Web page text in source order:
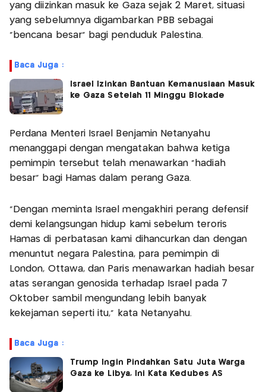
yang diizinkan masuk ke Gaza sejak 2 Maret, situasi
yang sebelumnya digambarkan PBB sebagai
"bencana besar" bagi penduduk Palestina.
Baca Juga :
Israel Izinkan Bantuan Kemanusiaan Masuk
ke Gaza Setelah 11 Minggu Blokade
Perdana Menteri Israel Benjamin Netanyahu
menanggapi dengan mengatakan bahwa ketiga
pemimpin tersebut telah menawarkan "hadiah
besar" bagi Hamas dalam perang Gaza.
"Dengan meminta Israel mengakhiri perang defensif
demi kelangsungan hidup kami sebelum teroris
Hamas di perbatasan kami dihancurkan dan dengan
menuntut negara Palestina, para pemimpin di
London, Ottawa, dan Paris menawarkan hadiah besar
atas serangan genosida terhadap Israel pada 7
Oktober sambil mengundang lebih banyak
kekejaman seperti itu," kata Netanyahu.
Baca Juga :
Trump Ingin Pindahkan Satu Juta Warga
Gaza ke Libya, Ini Kata Kedubes AS